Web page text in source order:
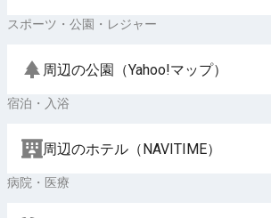
スポーツ・公園・レジャー
周辺の公園（Yahoo!マップ）
宿泊・入浴
周辺のホテル（NAVITIME）
病院・医療